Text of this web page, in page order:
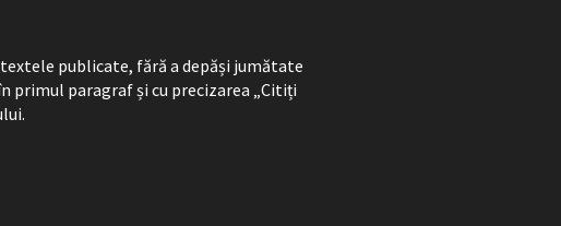
publicate, fără a depăși jumătate
primul paragraf și cu precizarea „Citiți